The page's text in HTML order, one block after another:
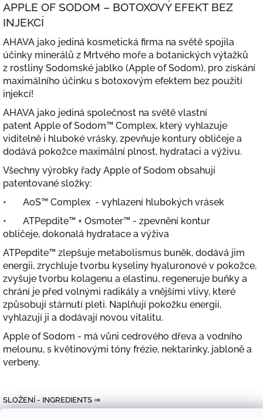
APPLE OF SODOM – BOTOXOVÝ EFEKT BEZ
INJEKCÍ
AHAVA jako jediná kosmetická firma na světě spojila
účinky minerálů z Mrtvého moře a botanických výtažků
z rostliny Sodomské jablko (Apple of Sodom), pro získání
maximálního účinku s botoxovým efektem bez použití
injekcí!
AHAVA jako jediná společnost na světě vlastní
patent Apple of Sodom™ Complex, který vyhlazuje
viditelně i hluboké vrásky, zpevňuje kontury obličeje a
dodává pokožce maximální plnost, hydrataci a výživu.
Všechny výrobky řady Apple of Sodom obsahují
patentované složky:
• AoS™ Complex - vyhlazení hlubokých vrásek
• ATPepdite™ + Osmoter™ - zpevnění kontur
obličeje, dokonalá hydratace a výživa
ATPepdite™ zlepšuje metabolismus buněk, dodává jim
energii, zrychluje tvorbu kyseliny hyaluronové v pokožce,
zvyšuje tvorbu kolagenu a elastinu, regeneruje buňky a
chrání je před volnými radikály a vnějšími vlivy, které
způsobují stárnutí pleti. Naplňují pokožku energií,
vyhlazují ji a dodávají novou vitalitu.
Apple of Sodom - má vůni cedrového dřeva a vodního
melounu, s květinovými tóny frézie, nektarinky, jabloně a
verbeny.
SLOŽENÍ - INGREDIENTS ⇒